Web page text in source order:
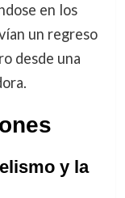
en los
un regreso
desde una
y la